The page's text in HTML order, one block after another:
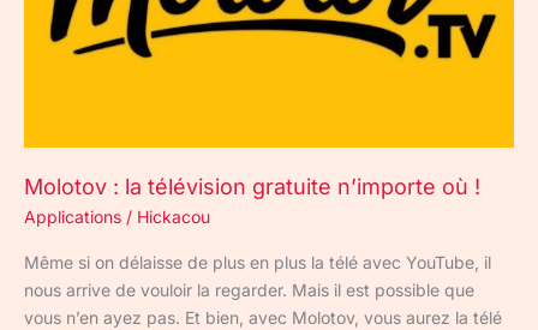
Molotov : la télévision gratuite n’importe où !
Applications / Hickacou
Même si on délaisse de plus en plus la télé avec YouTube, il
nous arrive de vouloir la regarder. Mais il est possible que
vous n’en ayez pas. Et bien, avec Molotov, vous aurez la télé